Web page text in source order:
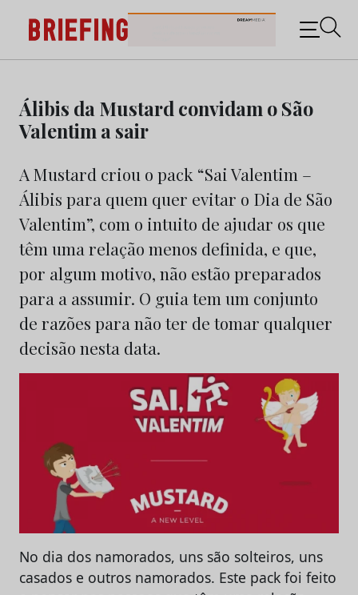
content
Briefing: Todas as notícias sobre os negócios do
Marketing e da Publicidade
Álibis da Mustard convidam o São
Valentim a sair
A Mustard criou o pack “Sai Valentim –
Álibis para quem quer evitar o Dia de São
Valentim”, com o intuito de ajudar os que
têm uma relação menos definida, e que,
por algum motivo, não estão preparados
para a assumir. O guia tem um conjunto
de razões para não ter de tomar qualquer
decisão nesta data.
No dia dos namorados, uns são solteiros, uns
casados e outros namorados. Este pack foi feito